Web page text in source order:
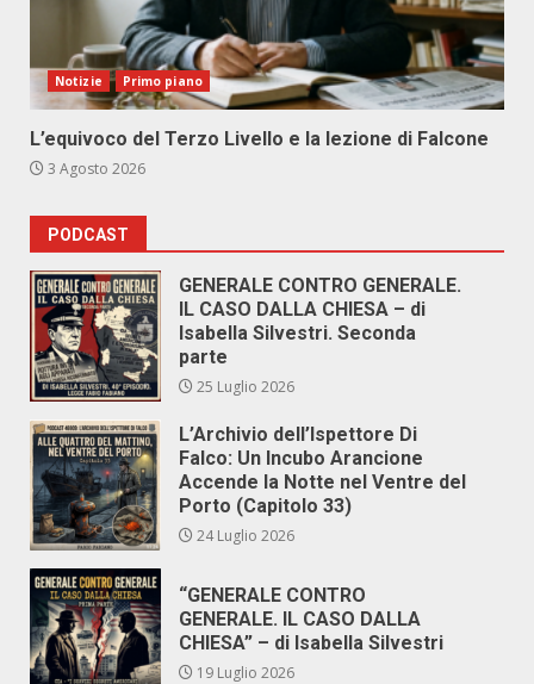
Notizie Primo piano
L’equivoco del Terzo Livello e la lezione di Falcone
3 Agosto 2026
PODCAST
GENERALE CONTRO GENERALE.
IL CASO DALLA CHIESA – di
Isabella Silvestri. Seconda
parte
25 Luglio 2026
L’Archivio dell’Ispettore Di
Falco: Un Incubo Arancione
Accende la Notte nel Ventre del
Porto (Capitolo 33)
24 Luglio 2026
“GENERALE CONTRO
GENERALE. IL CASO DALLA
CHIESA” – di Isabella Silvestri
19 Luglio 2026